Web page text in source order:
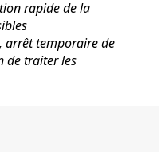
rapide de la
arrêt temporaire de
de traiter les